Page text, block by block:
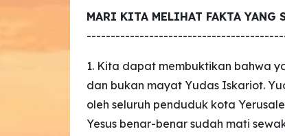
MARI KITA MELIHAT FAKTA YANG
1. Kita dapat membuktikan bahwa
dan bukan mayat Yudas Iskariot.
oleh seluruh penduduk kota
Yesus benar-benar sudah mati